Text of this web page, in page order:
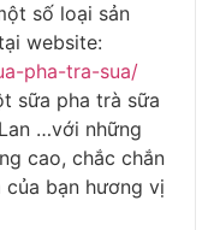
số loại sản
website:
pha-tra-sua/
sữa pha trà sữa
…với những
cao, chắc chắn
của bạn hương vị